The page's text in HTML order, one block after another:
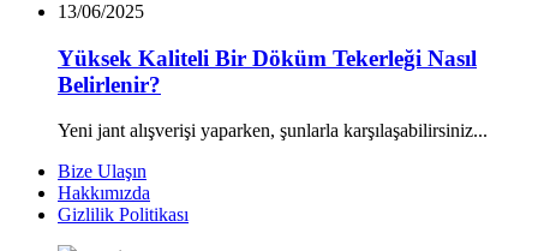
13/06/2025
Yüksek Kaliteli Bir Döküm Tekerleği Nasıl
Belirlenir?
Yeni jant alışverişi yaparken, şunlarla karşılaşabilirsiniz...
Bize Ulaşın
Hakkımızda
Gizlilik Politikası